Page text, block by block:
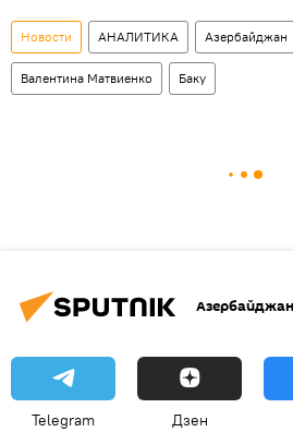
Новости АНАЛИТИКА Азербайджан
Валентина Матвиенко Баку
Азербайджан
Telegram Дзен